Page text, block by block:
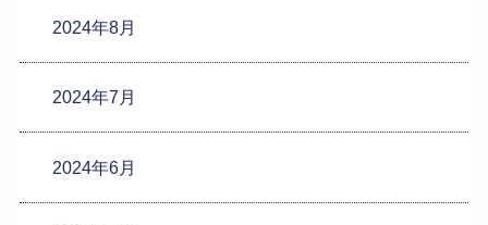
2024年8月
2024年7月
2024年6月